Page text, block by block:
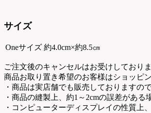
サイズ
Oneサイズ 約4.0cm×約8.5㎝
ご注文後のキャンセルはお受けしておりま
商品お取り置き希望のお客様はショッピ
・商品は実店舗でも販売しておりますの
・商品の縫製上、約1～2cmの誤差がある
・コンピューターディスプレイの性質上